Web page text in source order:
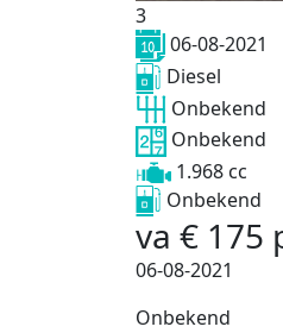
3
06-08-2021
Diesel
Onbekend
Onbekend
1.968 cc
Onbekend
va € 175
06-08-2021
Onbekend